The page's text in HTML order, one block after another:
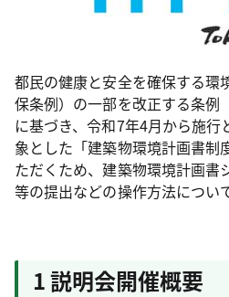
都民の健康と安全を確保する環
保条例）の一部を改正する条例
に基づき、令和7年4月から施
象とした「建築物環境計画書制
ただくため、建築物環境計画書
等の提出などの操作方法につい
1 説明会開催概要